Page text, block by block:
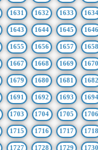
1631 1632 1633 1634
1643 1644 1645 1646
1655 1656 1657 1658
1667 1668 1669 1670
1679 1680 1681 1682
1691 1692 1693 1694
1703 1704 1705
1715 1716 1717 1718
1727 1728 1729 1730